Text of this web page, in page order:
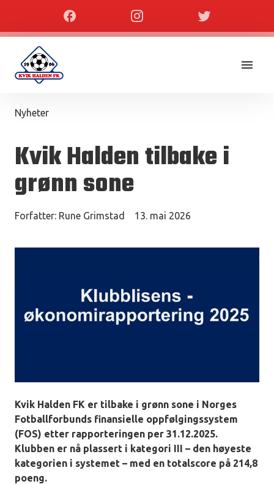
Nyheter
Kvik Halden tilbake i
grønn sone
Forfatter: Rune Grimstad 13. mai 2026
Kvik Halden FK er tilbake i grønn sone i Norges
Fotballforbunds finansielle oppfølgingssystem
(FOS) etter rapporteringen per 31.12.2025.
Klubben er nå plassert i kategori III – den høyeste
kategorien i systemet – med en totalscore på 214,8
poeng.